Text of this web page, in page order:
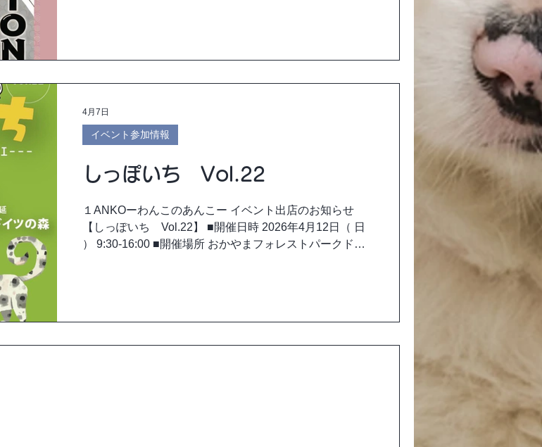
しっぽいち Vol.22
１ANKOーわんこのあんこー イベント出店のお知らせ
【しっぽいち Vol.22】 ■開催日時 2026年4月12日（ 日
） 9:30-16:00 ■開催場所 おかやまフォレストパークドイ
イベント参加情報
4月7日